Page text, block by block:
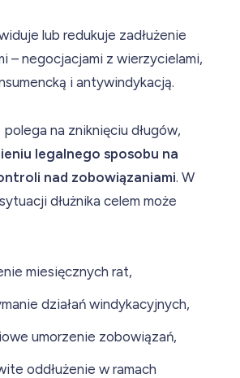
lub redukuje zadłużenie
– negocjacjami z wierzycielami,
i antywindykacją.
na zniknięciu długów,
legalnego sposobu na
nad zobowiązaniami. W
dłużnika celem może
miesięcznych rat,
działań windykacyjnych,
umorzenie zobowiązań,
oddłużenie w ramach